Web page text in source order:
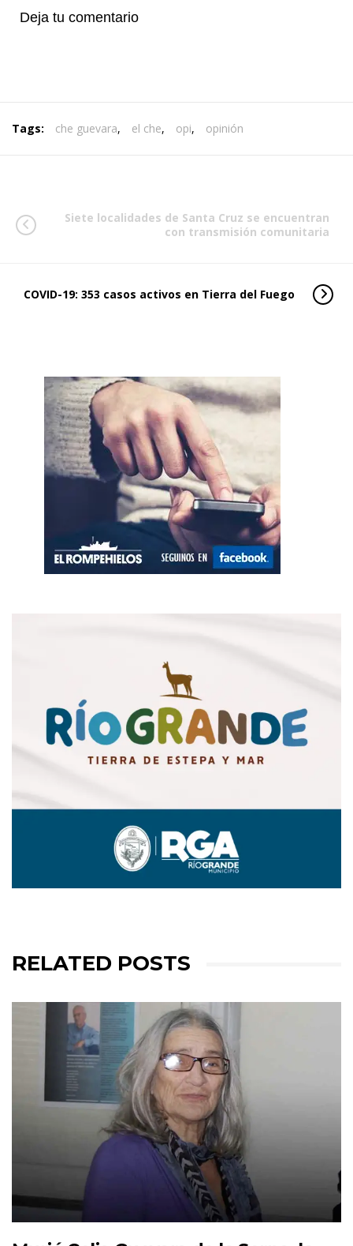
Deja tu comentario
Tags: che guevara, el che, opi, opinión
Siete localidades de Santa Cruz se encuentran
con transmisión comunitaria
COVID-19: 353 casos activos en Tierra del Fuego
RELATED POSTS